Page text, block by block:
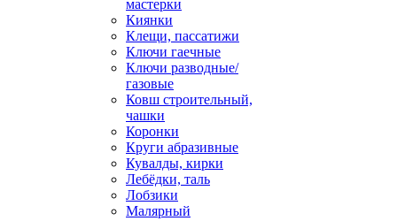
мастерки
Киянки
Клещи, пассатижи
Ключи гаечные
Ключи разводные/
газовые
Ковш строительный,
чашки
Коронки
Круги абразивные
Кувалды, кирки
Лебёдки, таль
Лобзики
Малярный